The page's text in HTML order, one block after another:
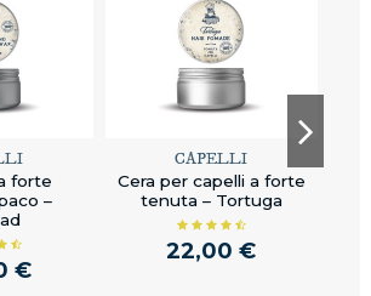
forte
–
€
CAPELLI
Cera per capelli a forte
tenuta – Tortuga
22,00 €